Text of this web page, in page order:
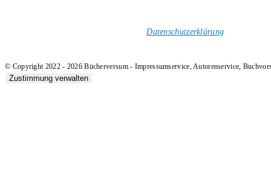
Datenschutzerklärung
© Copyright 2022 - 2026 Bücherversum - Impressumservice, Autorenservice,
Zustimmung verwalten